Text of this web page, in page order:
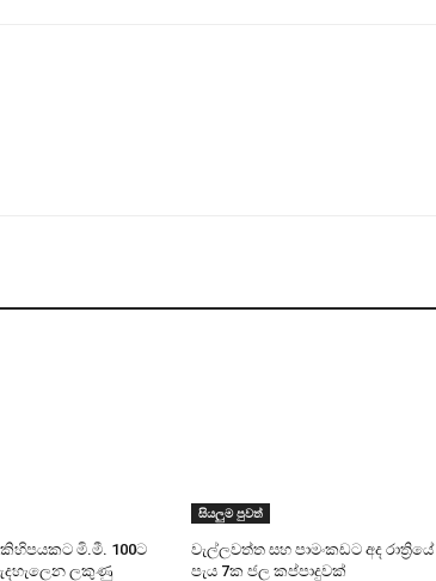
කිහිපයකට මි.මී. 100ට
ලකුණු
සියලුම පුවත්
වැල්ලවත්ත සහ පාමංකඩට අද රාත්‍රියේ
පැය 7ක ජල කප්පාදුවක්